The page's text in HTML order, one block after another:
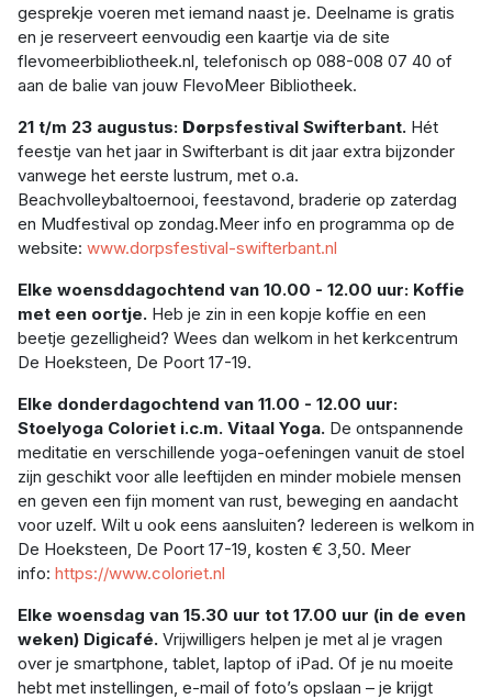
gesprekje voeren met iemand naast je. Deelname is gratis
en je reserveert eenvoudig een kaartje via de site
flevomeerbibliotheek.nl, telefonisch op 088-008 07 40 of
aan de balie van jouw FlevoMeer Bibliotheek.
21 t/m 23 augustus: Dorpsfestival Swifterbant. Hét
feestje van het jaar in Swifterbant is dit jaar extra bijzonder
vanwege het eerste lustrum, met o.a.
Beachvolleybaltoernooi, feestavond, braderie op zaterdag
en Mudfestival op zondag.Meer info en programma op de
website: www.dorpsfestival-swifterbant.nl
Elke woensddagochtend van 10.00 - 12.00 uur: Koffie
met een oortje. Heb je zin in een kopje koffie en een
beetje gezelligheid? Wees dan welkom in het kerkcentrum
De Hoeksteen, De Poort 17-19.
Elke donderdagochtend van 11.00 - 12.00 uur:
Stoelyoga Coloriet i.c.m. Vitaal Yoga. De ontspannende
meditatie en verschillende yoga-oefeningen vanuit de stoel
zijn geschikt voor alle leeftijden en minder mobiele mensen
en geven een fijn moment van rust, beweging en aandacht
voor uzelf. Wilt u ook eens aansluiten? Iedereen is welkom in
De Hoeksteen, De Poort 17-19, kosten € 3,50. Meer
info: https://www.coloriet.nl
Elke woensdag van 15.30 uur tot 17.00 uur (in de even
weken) Digicafé. Vrijwilligers helpen je met al je vragen
over je smartphone, tablet, laptop of iPad. Of je nu moeite
hebt met instellingen, e-mail of foto’s opslaan – je krijgt